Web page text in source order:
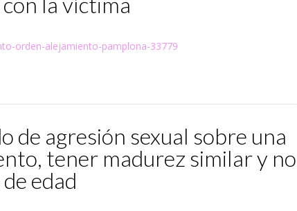
orden-alejamiento-pamplona-33779
de agresión sexual sobre una
tener madurez similar y no
edad